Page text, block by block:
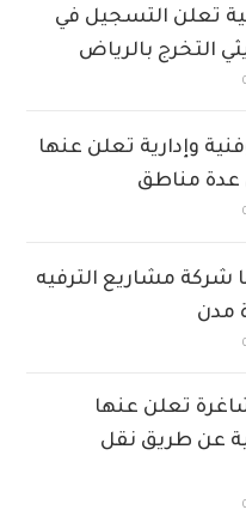
تعلن التسجيل في
التخرج بالرياض
وإدارية تعلن عنها
عدة مناطق
شركة مشاريع الترفيه
مدن
تعلن عنها
عن طريق نقل